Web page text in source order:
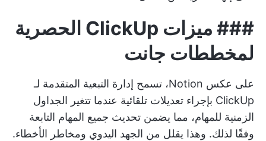
###
ميزات ClickUp الحصرية
لمخططات جانت
على عكس Notion، تسمح إدارة التبعية المتقدمة لـ
ClickUp بإجراء تعديلات تلقائية عندما تتغير الجداول
الزمنية للمهام، مما يضمن تحديث جميع المهام التابعة
وفقًا لذلك. وهذا يقلل من الجهد اليدوي ومخاطر الأخطاء.